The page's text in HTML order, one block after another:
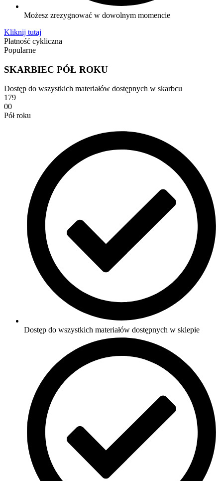
Możesz zrezygnować w dowolnym momencie
Kliknij tutaj
Płatność cykliczna
Popularne
SKARBIEC PÓŁ ROKU
Dostęp do wszystkich materiałów dostępnych w skarbcu
179
00
Pół roku
Dostęp do wszystkich materiałów dostępnych w sklepie